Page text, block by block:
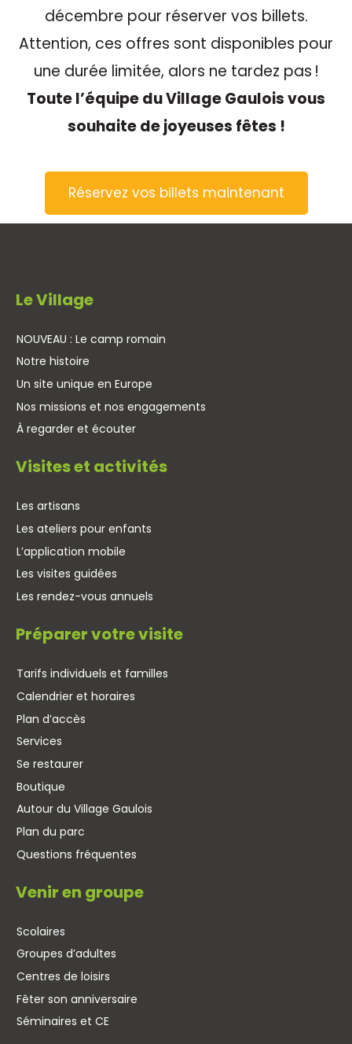
décembre pour réserver vos billets.
Attention, ces offres sont disponibles pour
une durée limitée, alors ne tardez pas !
Toute l’équipe du Village Gaulois vous
souhaite de joyeuses fêtes !
Réservez vos billets maintenant
Le Village
NOUVEAU : Le camp romain
Notre histoire
Un site unique en Europe
Nos missions et nos engagements
À regarder et écouter
Visites et activités
Les artisans
Les ateliers pour enfants
L’application mobile
Les visites guidées
Les rendez-vous annuels
Préparer votre visite
Tarifs individuels et familles
Calendrier et horaires
Plan d’accès
Services
Se restaurer
Boutique
Autour du Village Gaulois
Plan du parc
Questions fréquentes
Venir en groupe
Scolaires
Groupes d’adultes
Centres de loisirs
Fêter son anniversaire
Séminaires et CE